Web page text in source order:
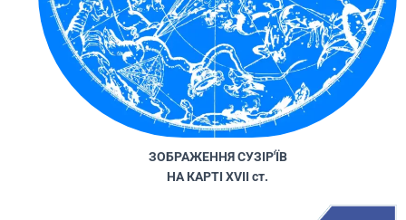
ЗОБРАЖЕННЯ СУЗІР'ЇВ
НА КАРТІ XVII ст.